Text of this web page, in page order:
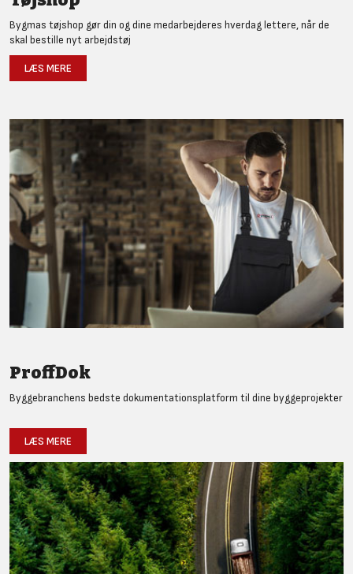
Bygmas tøjshop gør din og dine medarbejderes hverdag lettere, når de
skal bestille nyt arbejdstøj
LÆS MERE
ProffDok
Byggebranchens bedste dokumentationsplatform til dine byggeprojekter
LÆS MERE